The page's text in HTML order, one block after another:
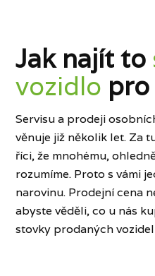
Jak najít to
vozidlo pro
Servisu a prodeji
věnuje již několik let. Za
říci, že mnohému,
rozumíme. Proto s vámi
narovinu. Prodejní cena
abyste věděli, co u nás
stovky prodaných